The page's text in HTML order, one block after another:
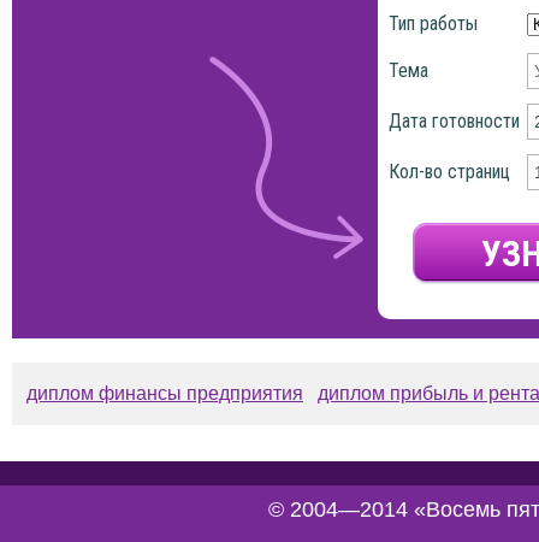
Тип работы
Тема
Дата готовности
Кол-во страниц
диплом финансы предприятия диплом прибыль и
© 2004—2014 «Восемь